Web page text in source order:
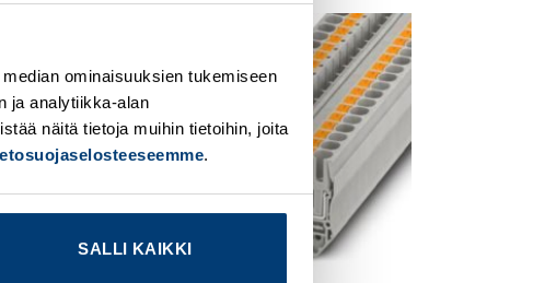
ominaisuuksien tukemiseen
ja analytiikka-alan
näitä tietoja muihin tietoihin, joita
.
SALLI KAIKKI
Add to
wishlist
Add to
wishlist